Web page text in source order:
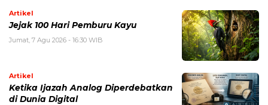
Artikel
Jejak 100 Hari Pemburu Kayu
Jumat, 7 Agu 2026 - 16:30 WIB
Artikel
Ketika Ijazah Analog Diperdebatkan
di Dunia Digital